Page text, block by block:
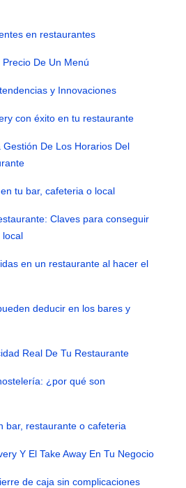
en restaurantes
De Un Menú
y Innovaciones
con éxito en tu restaurante
De Los Horarios Del
tu bar, cafeteria o local
Claves para conseguir
local
en un restaurante al hacer el
deducir en los bares y
Real De Tu Restaurante
¿por qué son
bar, restaurante o cafeteria
Y El Take Away En Tu Negocio
de caja sin complicaciones